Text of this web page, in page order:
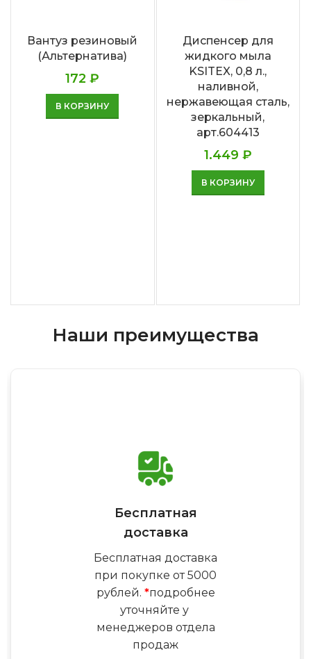
Вантуз резиновый
(Альтернатива)
172₽
В КОРЗИНУ
Диспенсер для
жидкого мыла
KSITEX, 0,8 л.,
наливной,
нержавеющая сталь,
зеркальный,
арт.604413
1.449 ₽
В КОРЗИНУ
Наши преимущества
Бесплатная
доставка
Бесплатная доставка
при покупке от 5000
рублей. *подробнее
уточняйте у
менеджеров отдела
продаж